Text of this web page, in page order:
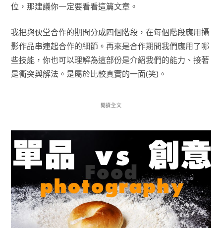
位，那建議你一定要看看這篇文章。
我把與伙堂合作的期間分成四個階段，在每個階段應用攝
影作品串連起合作的細節。再來是合作期間我們應用了哪
些技能，你也可以理解為這部份是介紹我們的能力、接著
是衝突與解法。是屬於比較真實的一面(笑)。
閱讀全文